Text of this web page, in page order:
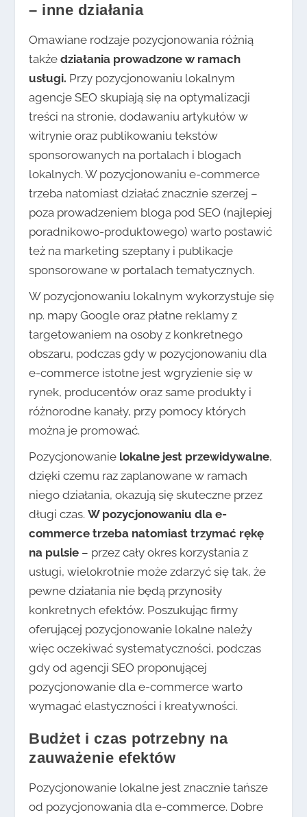
– inne działania
Omawiane rodzaje pozycjonowania różnią
takżedziałania prowadzone w ramach
usługi. Przy pozycjonowaniu lokalnym
agencje SEO skupiają się na optymalizacji
treści na stronie, dodawaniu artykułów w
witrynie oraz publikowaniu tekstów
sponsorowanych na portalach i blogach
lokalnych. W pozycjonowaniu e-commerce
trzeba natomiast działać znacznie szerzej –
poza prowadzeniem bloga pod SEO (najlepiej
poradnikowo-produktowego) warto postawić
też na marketing szeptany i publikacje
sponsorowane w portalach tematycznych.
W pozycjonowaniu lokalnym wykorzystuje się
np. mapy Google oraz płatne reklamy z
targetowaniem na osoby z konkretnego
obszaru, podczas gdy w pozycjonowaniu dla
e-commerce istotne jest wgryzienie się w
rynek, producentów oraz same produkty i
różnorodne kanały, przy pomocy których
można je promować.
Pozycjonowanie lokalne jest przewidywalne,
dzięki czemu raz zaplanowane w ramach
niego działania, okazują się skuteczne przez
długi czas.W pozycjonowaniu dla e-
commerce trzeba natomiast trzymać rękę
na pulsie – przez cały okres korzystania z
usługi, wielokrotnie może zdarzyć się tak, że
pewne działania nie będą przynosiły
konkretnych efektów. Poszukując firmy
oferującej pozycjonowanie lokalne należy
więc oczekiwać systematyczności, podczas
gdy od agencji SEO proponującej
pozycjonowanie dla e-commerce warto
wymagać elastyczności i kreatywności.
Budżet i czas potrzebny na
zauważenie efektów
Pozycjonowanie lokalne jest znacznie tańsze
od pozycjonowania dla e-commerce. Dobre